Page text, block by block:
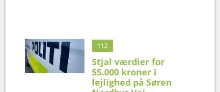
112
Stjal værdier for
55.000 kroner i
lejlighed på Søren